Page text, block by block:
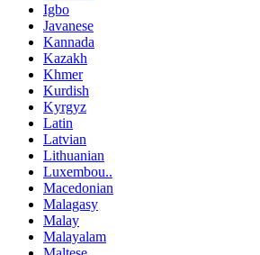
Igbo
Javanese
Kannada
Kazakh
Khmer
Kurdish
Kyrgyz
Latin
Latvian
Lithuanian
Luxembou..
Macedonian
Malagasy
Malay
Malayalam